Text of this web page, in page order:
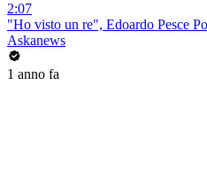
2:07
"Ho visto un re", Edoardo Pesce
Askanews
1 anno fa